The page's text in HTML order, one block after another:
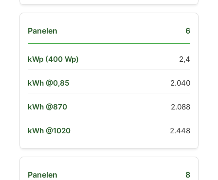
6
2,4
2.040
2.088
2.448
8